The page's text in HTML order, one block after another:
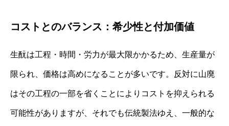
コストとのバランス：希少性と付加価値
生酛は工程・時間・労力が最大限かかるため、生産量が
限られ、価格は高めになることが多いです。反対に山廃
はその工程の一部を省くことによりコストを抑えられる
可能性がありますが、それでも伝統製法ゆえ、一般的な